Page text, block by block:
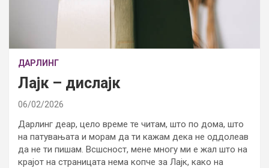
ДАРЛИНГ
Лајк – дислајк
06/02/2026
Дарлинг деар, цело време те читам, што по дома, што
на патувањата и морам да ти кажам дека не оддолеав
да не ти пишам. Всшсност, мене многу ми е жал што на
крајот на страницата нема копче за Лајк, како на